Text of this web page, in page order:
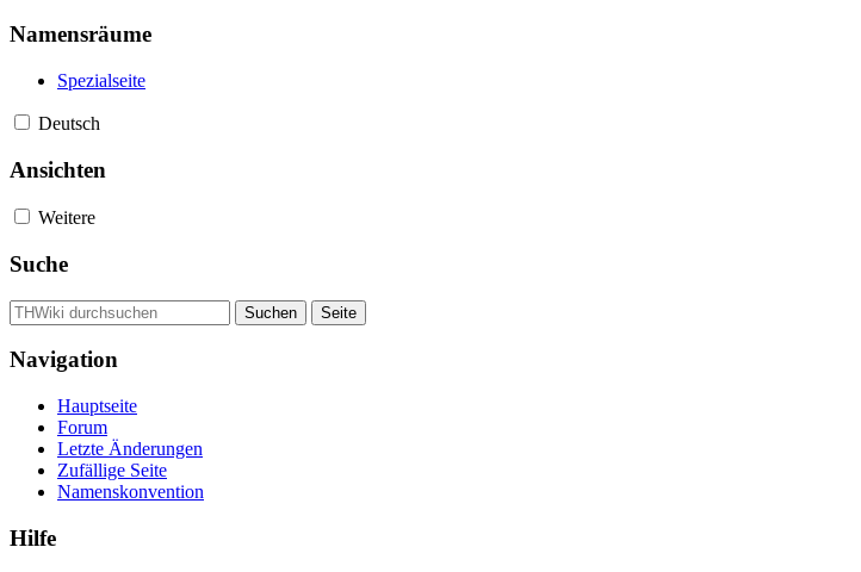
Namensräume
Spezialseite
Deutsch
Ansichten
Weitere
Suche
Navigation
Hauptseite
Forum
Letzte Änderungen
Zufällige Seite
Namenskonvention
Hilfe